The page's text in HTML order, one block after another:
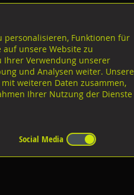
personalisieren, Funktionen für
unsere Website zu
Ihrer Verwendung unserer
und Analysen weiter. Unsere
weiteren Daten zusammen,
Ihrer Nutzung der Dienste
Social Media